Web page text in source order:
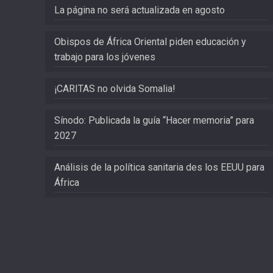
La página no será actualizada en agosto
Obispos de África Oriental piden educación y
trabajo para los jóvenes
¡CARITAS no olvida Somalia!
Sínodo: Publicada la guía “Hacer memoria” para
2027
Análisis de la política sanitaria des los EEUU para
África